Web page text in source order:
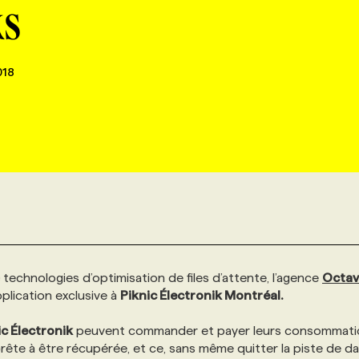
technologies d’optimisation de files d’attente, l’agence
exclusive à Piknic Électronik Montréal.
Électronikpeuvent commander et payer leurs
à être récupérée, et ce, sans même quitter la piste de